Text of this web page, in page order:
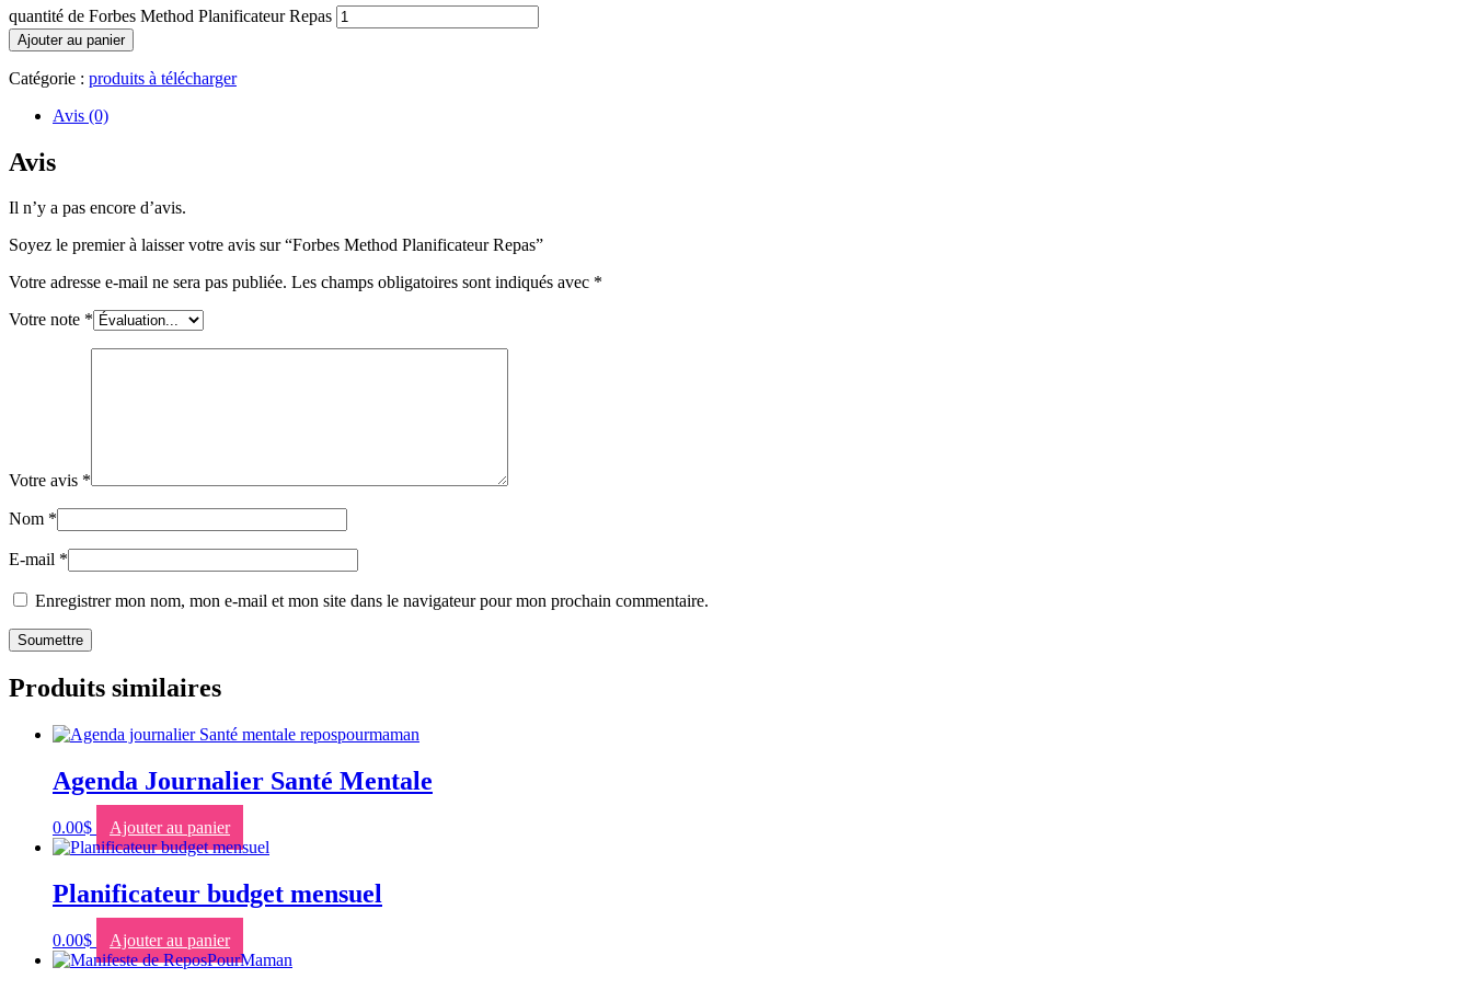
quantité de Forbes Method Planificateur Repas
Ajouter au panier
Catégorie : produits à télécharger
Avis (0)
Avis
Il n’y a pas encore d’avis.
Soyez le premier à laisser votre avis sur “Forbes Method Planificateur Repas”
Votre adresse e-mail ne sera pas publiée. Les champs obligatoires sont indiqués avec *
Votre note *
Votre avis *
Nom *
E-mail *
Enregistrer mon nom, mon e-mail et mon site dans le navigateur pour mon prochain commentaire.
Produits similaires
Agenda Journalier Santé Mentale
0.00$ Ajouter au panier
Planificateur budget mensuel
0.00$ Ajouter au panier